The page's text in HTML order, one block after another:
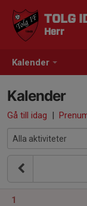
Kalender
TOLG
Herr
Kalender
Gå till idag |
1